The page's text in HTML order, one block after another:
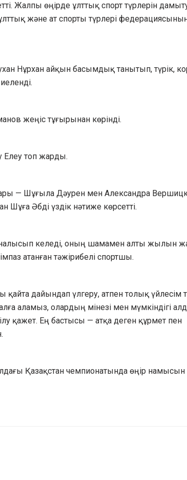
Жалпы өңірде ұлттық спорт түрлерін
және ат спорты түрлері
Нұрхан айқын басымдық танытып, түрік,
жеңіс тұғырынан көрінді.
Елеу топ жарды.
— Шұғыла Дәурен мен Александра
Шұға Әбді үздік нәтиже көрсетті.
келеді, оның шамамен алты жылын
атанған тәжірибелі спортшы.
дайындап үлгеру, атпен толық үйлесім
аламыз, олардың мінезі мен мүмкіндігі
қажет. Ең бастысы — атқа деген құрмет пен
Қазақстан чемпионатында өңір намысын